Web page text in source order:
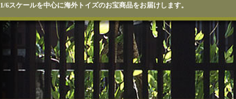
1/6スケールを中心に海外トイズのお宝商品をお届けします。